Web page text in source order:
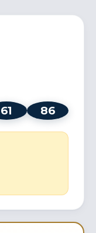
61 86